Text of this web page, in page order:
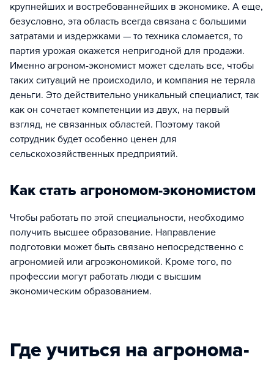
крупнейших и востребованнейших в экономике. А еще,
безусловно, эта область всегда связана с большими
затратами и издержками — то техника сломается, то
партия урожая окажется непригодной для продажи.
Именно агроном-экономист может сделать все, чтобы
таких ситуаций не происходило, и компания не теряла
деньги. Это действительно уникальный специалист, так
как он сочетает компетенции из двух, на первый
взгляд, не связанных областей. Поэтому такой
сотрудник будет особенно ценен для
сельскохозяйственных предприятий.
Как стать агрономом-экономистом
Чтобы работать по этой специальности, необходимо
получить высшее образование. Направление
подготовки может быть связано непосредственно с
агрономией или агроэкономикой. Кроме того, по
профессии могут работать люди с высшим
экономическим образованием.
Где учиться на агронома-